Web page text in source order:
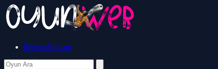
İletişim/Reklam